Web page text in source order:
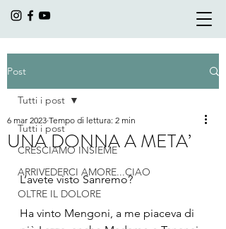
Post
Tutti i post
CRESCIAMO INSIEME
ARRIVEDERCI AMORE...CIAO
OLTRE IL DOLORE
Tutti i post
UNA DONNA A META’
6 mar 2023 Tempo di lettura: 2 min
L’avete visto Sanremo?
Ha vinto Mengoni, a me piaceva di